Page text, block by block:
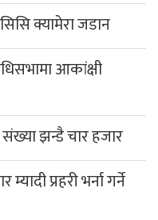
क्यामेरा जडान
आकांक्षी
झन्डै चार हजार
प्रहरी भर्ना गर्ने